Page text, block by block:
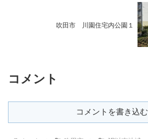
吹田市 川園住宅内公園１
コメント
コメントを書き込む